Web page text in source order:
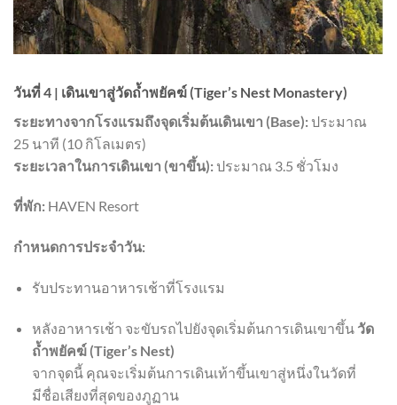
วันที่ 4 | เดินเขาสู่วัดถ้ำพยัคฆ์ (Tiger’s Nest Monastery)
ระยะทางจากโรงแรมถึงจุดเริ่มต้นเดินเขา (Base): ประมาณ
25 นาที (10 กิโลเมตร)
ระยะเวลาในการเดินเขา (ขาขึ้น): ประมาณ 3.5 ชั่วโมง
ที่พัก: HAVEN Resort
กำหนดการประจำวัน:
รับประทานอาหารเช้าที่โรงแรม
หลังอาหารเช้า จะขับรถไปยังจุดเริ่มต้นการเดินเขาขึ้น วัด
ถ้ำพยัคฆ์ (Tiger’s Nest)
จากจุดนี้ คุณจะเริ่มต้นการเดินเท้าขึ้นเขาสู่หนึ่งในวัดที่
มีชื่อเสียงที่สุดของภูฏาน